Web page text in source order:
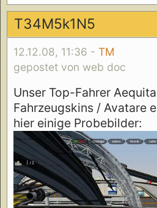
T34M5k1N5
12.12.08, 11:36 - TM
gepostet von web doc
Unser Top-Fahrer
Fahrzeugskins / Avatare
hier einige Probebilder: